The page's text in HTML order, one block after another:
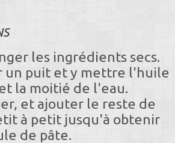
les ingrédients secs.
un puit et y mettre l'huile
la moitié de l'eau.
et ajouter le reste de
à petit jusqu'à obtenir
de pâte.